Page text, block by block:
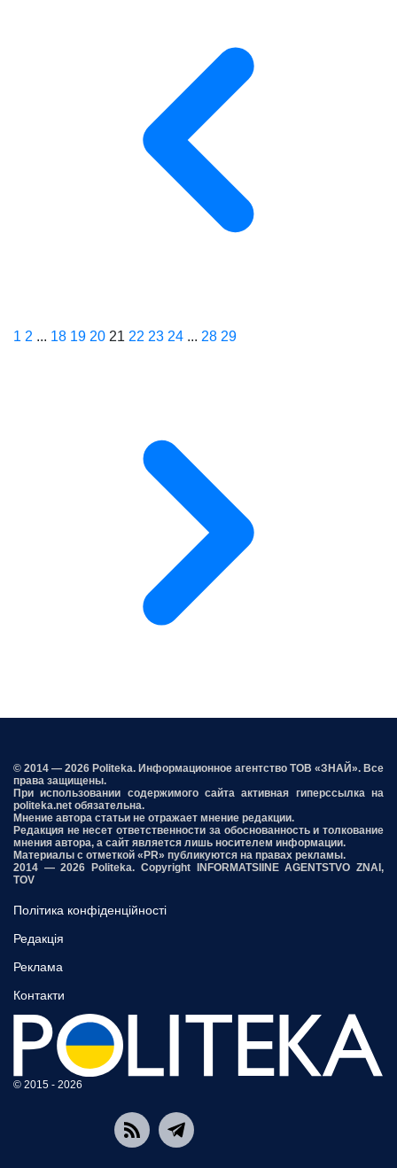
1 2 ... 18 19 20 21 22 23 24 ... 28 29
© 2014 — 2026 Politeka. Информационное агентство ТОВ «ЗНАЙ». Все
права защищены.
При использовании содержимого сайта активная гиперссылка на
politeka.net обязательна.
Мнение автора статьи не отражает мнение редакции.
Редакция не несет ответственности за обоснованность и толкование
мнения автора, а сайт является лишь носителем информации.
Материалы с отметкой «PR» публикуются на правах рекламы.
2014 — 2026 Politeka. Copyright INFORMATSIINE AGENTSTVO ZNAI,
TOV
Політика конфіденційності
Редакція
Реклама
Контакти
© 2015 - 2026